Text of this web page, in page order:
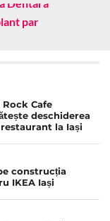
Rock Cafe
deschiderea
la Iași
construcția
IKEA Iași